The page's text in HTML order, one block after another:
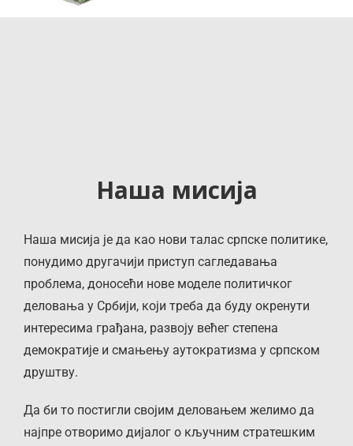
Наша мисија
Наша мисија је да као нови талас српске политике,
понудимо другачији приступ сагледавања
проблема, доносећи нове моделе политичког
деловања у Србији, који треба да буду окренути
интересима грађана, развоју већег степена
демократије и смањењу аутократизма у српском
друштву.
Да би то постигли својим деловањем желимо да
најпре отворимо дијалог о кључним стратешким